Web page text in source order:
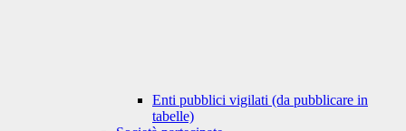
Enti pubblici vigilati (da pubblicare in
tabelle)